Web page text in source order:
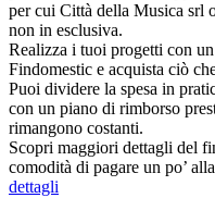
per cui Città della Musica srl
non in esclusiva.
Realizza i tuoi progetti con
Findomestic e acquista ciò
Puoi dividere la spesa in
con un piano di rimborso
rimangono costanti.
Scopri maggiori dettagli del
comodità di pagare un po’
dettagli